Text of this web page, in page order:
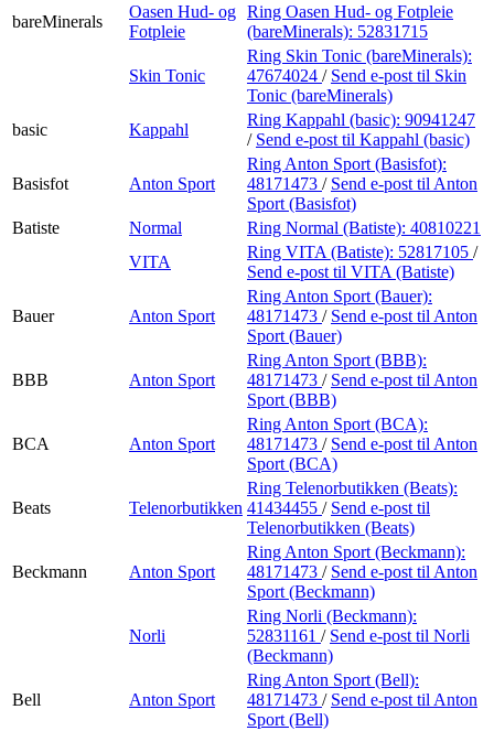
bareMinerals
Oasen Hud- og
Fotpleie
Ring Oasen Hud- og Fotpleie
(bareMinerals): 52831715
Skin Tonic
Ring Skin Tonic (bareMinerals):
47674024 / Send e-post til Skin
Tonic (bareMinerals)
basic
Kappahl
Ring Kappahl (basic): 90941247
/ Send e-post til Kappahl (basic)
Basisfot Anton Sport
Ring Anton Sport (Basisfot):
48171473 / Send e-post til Anton
Sport (Basisfot)
Batiste
Normal Ring Normal (Batiste): 40810221
VITA
Ring VITA (Batiste): 52817105 /
Send e-post til VITA (Batiste)
Bauer Anton Sport
Ring Anton Sport (Bauer):
48171473 / Send e-post til Anton
Sport (Bauer)
BBB Anton Sport
Ring Anton Sport (BBB):
48171473 / Send e-post til Anton
Sport (BBB)
BCA Anton Sport
Ring Anton Sport (BCA):
48171473 / Send e-post til Anton
Sport (BCA)
Beats Telenorbutikken
Ring Telenorbutikken (Beats):
41434455 / Send e-post til
Telenorbutikken (Beats)
Beckmann Anton Sport
Ring Anton Sport (Beckmann):
48171473 / Send e-post til Anton
Sport (Beckmann)
Norli
Ring Norli (Beckmann):
52831161 / Send e-post til Norli
(Beckmann)
Bell Anton Sport
Ring Anton Sport (Bell):
48171473 / Send e-post til Anton
Sport (Bell)